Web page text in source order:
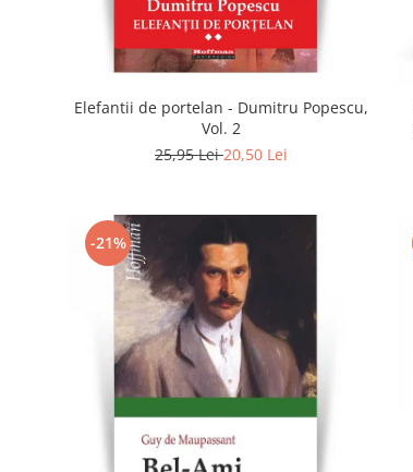
Elefantii de portelan - Dumitru Popescu,
Vol. 2
25,95 Lei20,50 Lei
-21%